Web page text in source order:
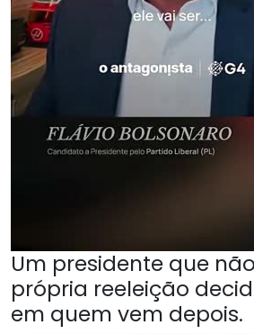
Um presidente que
própria reeleição
em quem vem depois.